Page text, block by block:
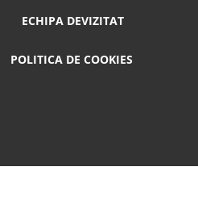
ECHIPA DEVIZITAT
POLITICA DE COOKIES